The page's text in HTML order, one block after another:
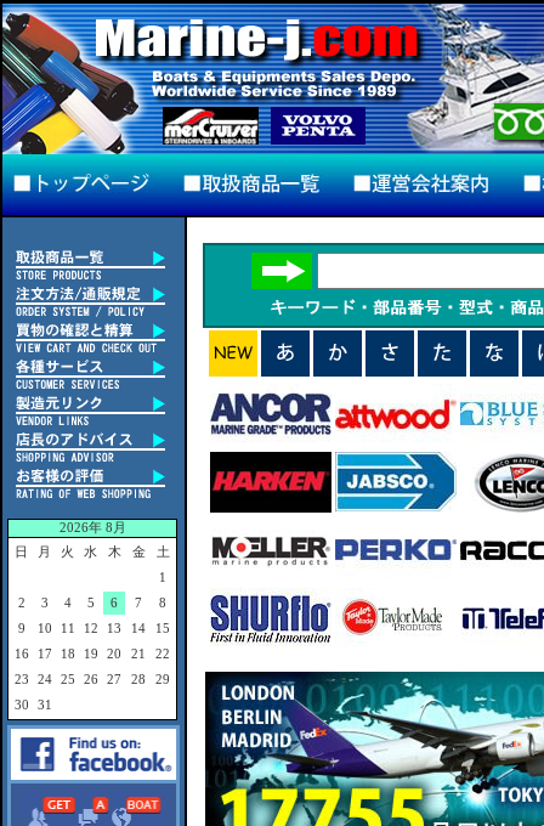
2026年 8月
日
月 火 水 木 金
土
1
2
3 4 5 6 7
8
9
10 11 12 13 14
15
16
17 18 19 20 21
22
23
24 25 26 27 28
29
30
31